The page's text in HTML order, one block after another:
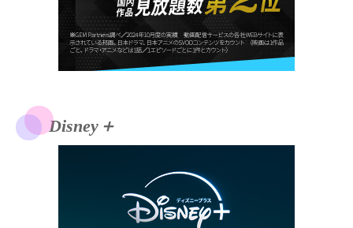
Disney＋